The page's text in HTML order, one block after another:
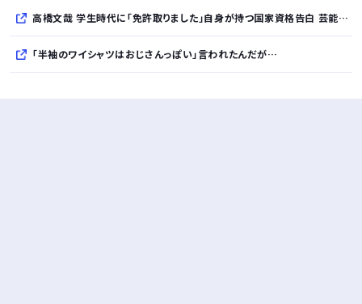
高橋文哉 学生時代に「免許取りました」自身が持つ国家資格告白 芸能界入り決意も母と「お互いの約束」で
「半袖のワイシャツはおじさんっぽい」言われたんだが…